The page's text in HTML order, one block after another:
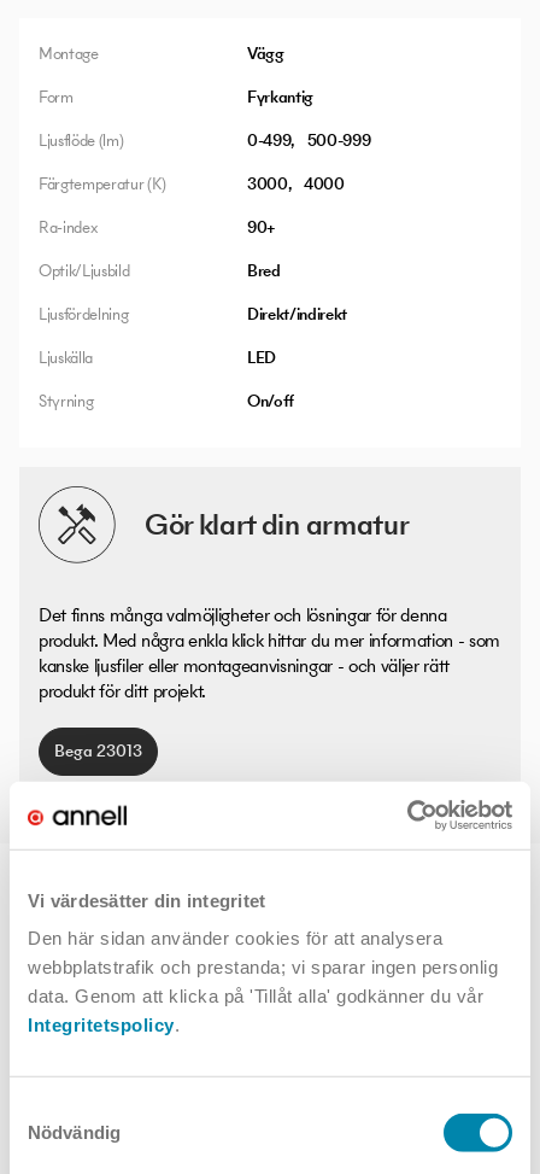
Vi värdesätter din integritet
Den här sidan använder cookies för att analysera
webbplatstrafik och prestanda; vi sparar ingen personlig
data. Genom att klicka på 'Tillåt alla' godkänner du vår
Integritetspolicy.
Nödvändig
Montage
Vägg
Form
Fyrkantig
Ljusflöde (lm)
0-499
500-999
Färgtemperatur (K)
3000
4000
Ra-index
90+
Optik/Ljusbild
Bred
Ljusfördelning
Direkt/indirekt
Ljuskälla
LED
Styrning
On/off
Gör klart din armatur
Det finns många valmöjligheter och lösningar för denna
produkt. Med några enkla klick hittar du mer information - som
kanske ljusfiler eller montageanvisningar - och väljer rätt
produkt för ditt projekt.
Bega 23013